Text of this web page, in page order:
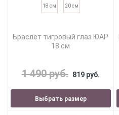
18 см 20 см
Браслет тигровый глаз ЮАР
18 см
1 490 руб. 819 руб.
Выбрать размер